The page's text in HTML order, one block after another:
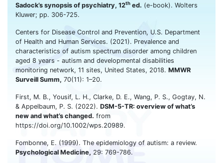
Sadock’s synopsis of psychiatry, 12th ed. (e-book). Wolters
Kluwer; pp. 306-725.
Centers for Disease Control and Prevention, U.S. Department
of Health and Human Services. (2021). Prevalence and
characteristics of autism spectrum disorder among children
aged 8 years - autism and developmental disabilities
monitoring network, 11 sites, United States, 2018. MMWR
Surveill Summ, 70(11): 1–20.
First, M. B., Yousif, L. H., Clarke, D. E., Wang, P. S., Gogtay, N.
& Appelbaum, P. S. (2022). DSM-5-TR: overview of what’s
new and what’s changed. from
https://doi.org/10.1002/wps.20989.
Fombonne, E. (1999). The epidemiology of autism: a review.
Psychological Medicine, 29: 769-786.